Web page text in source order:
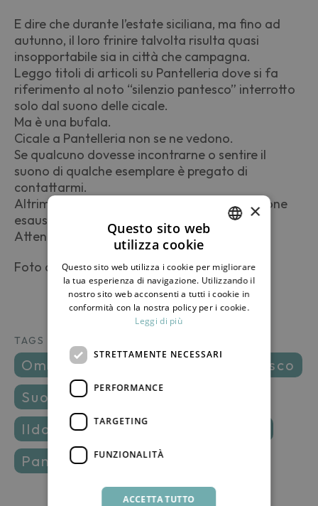
E dire che durante l’estate siciliana, ma fino ad
autunno, il loro frinire talvolta risulta quasi
insopportabile sia in città che campagna.
Leggo titoli di articoli su Pantelleria dove si fa
riferimento al noto “silenzio pantesco” interrotto
solo dal suono delle cicale.
Ma è una bufala.
Cicale a Pantelleria non se ne vedono.
Se qualcuno dovesse incontrarne o sentire il
suono di qualche esemplare è pregato di
contattarmi.
Altrimenti mi piacerebbe avere una spiegazione
esaustiva su questa “inverosimile” assenza.
Attendo che qualcuno mi sveli l’arcano.
Foto di
Joshua J. CottensuUnsplash
TAGS
ombra
bosco
suoni
silenzio
insetti
ildammuso
montagna
pantelleria
ENGLISH
×
Questo sito web
utilizza cookie
Questo sito web utilizza i cookie per migliorare
la tua esperienza di navigazione. Utilizzando il
nostro sito web acconsenti a tutti i cookie in
conformità con la nostra policy per i cookie.
Leggi di più
STRETTAMENTE NECESSARI
PERFORMANCE
TARGETING
FUNZIONALITÀ
ACCETTA TUTTO